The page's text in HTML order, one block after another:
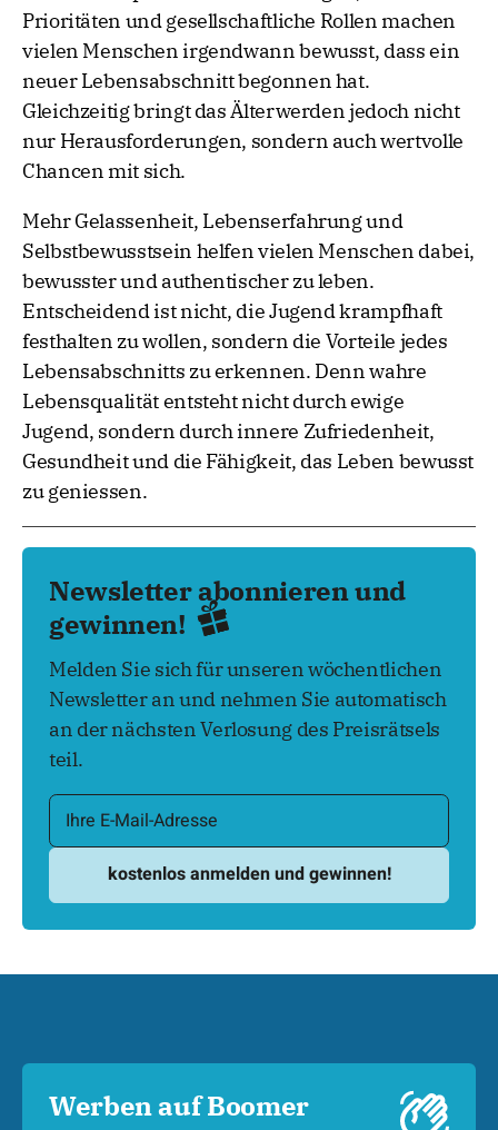
Prioritäten und gesellschaftliche Rollen machen
vielen Menschen irgendwann bewusst, dass ein
neuer Lebensabschnitt begonnen hat.
Gleichzeitig bringt das Älterwerden jedoch nicht
nur Herausforderungen, sondern auch wertvolle
Chancen mit sich.
Mehr Gelassenheit, Lebenserfahrung und
Selbstbewusstsein helfen vielen Menschen dabei,
bewusster und authentischer zu leben.
Entscheidend ist nicht, die Jugend krampfhaft
festhalten zu wollen, sondern die Vorteile jedes
Lebensabschnitts zu erkennen. Denn wahre
Lebensqualität entsteht nicht durch ewige
Jugend, sondern durch innere Zufriedenheit,
Gesundheit und die Fähigkeit, das Leben bewusst
zu geniessen.
Newsletter abonnieren und
gewinnen!
Melden Sie sich für unseren wöchentlichen
Newsletter an und nehmen Sie automatisch
an der nächsten Verlosung des Preisrätsels
teil.
Werben auf Boomer